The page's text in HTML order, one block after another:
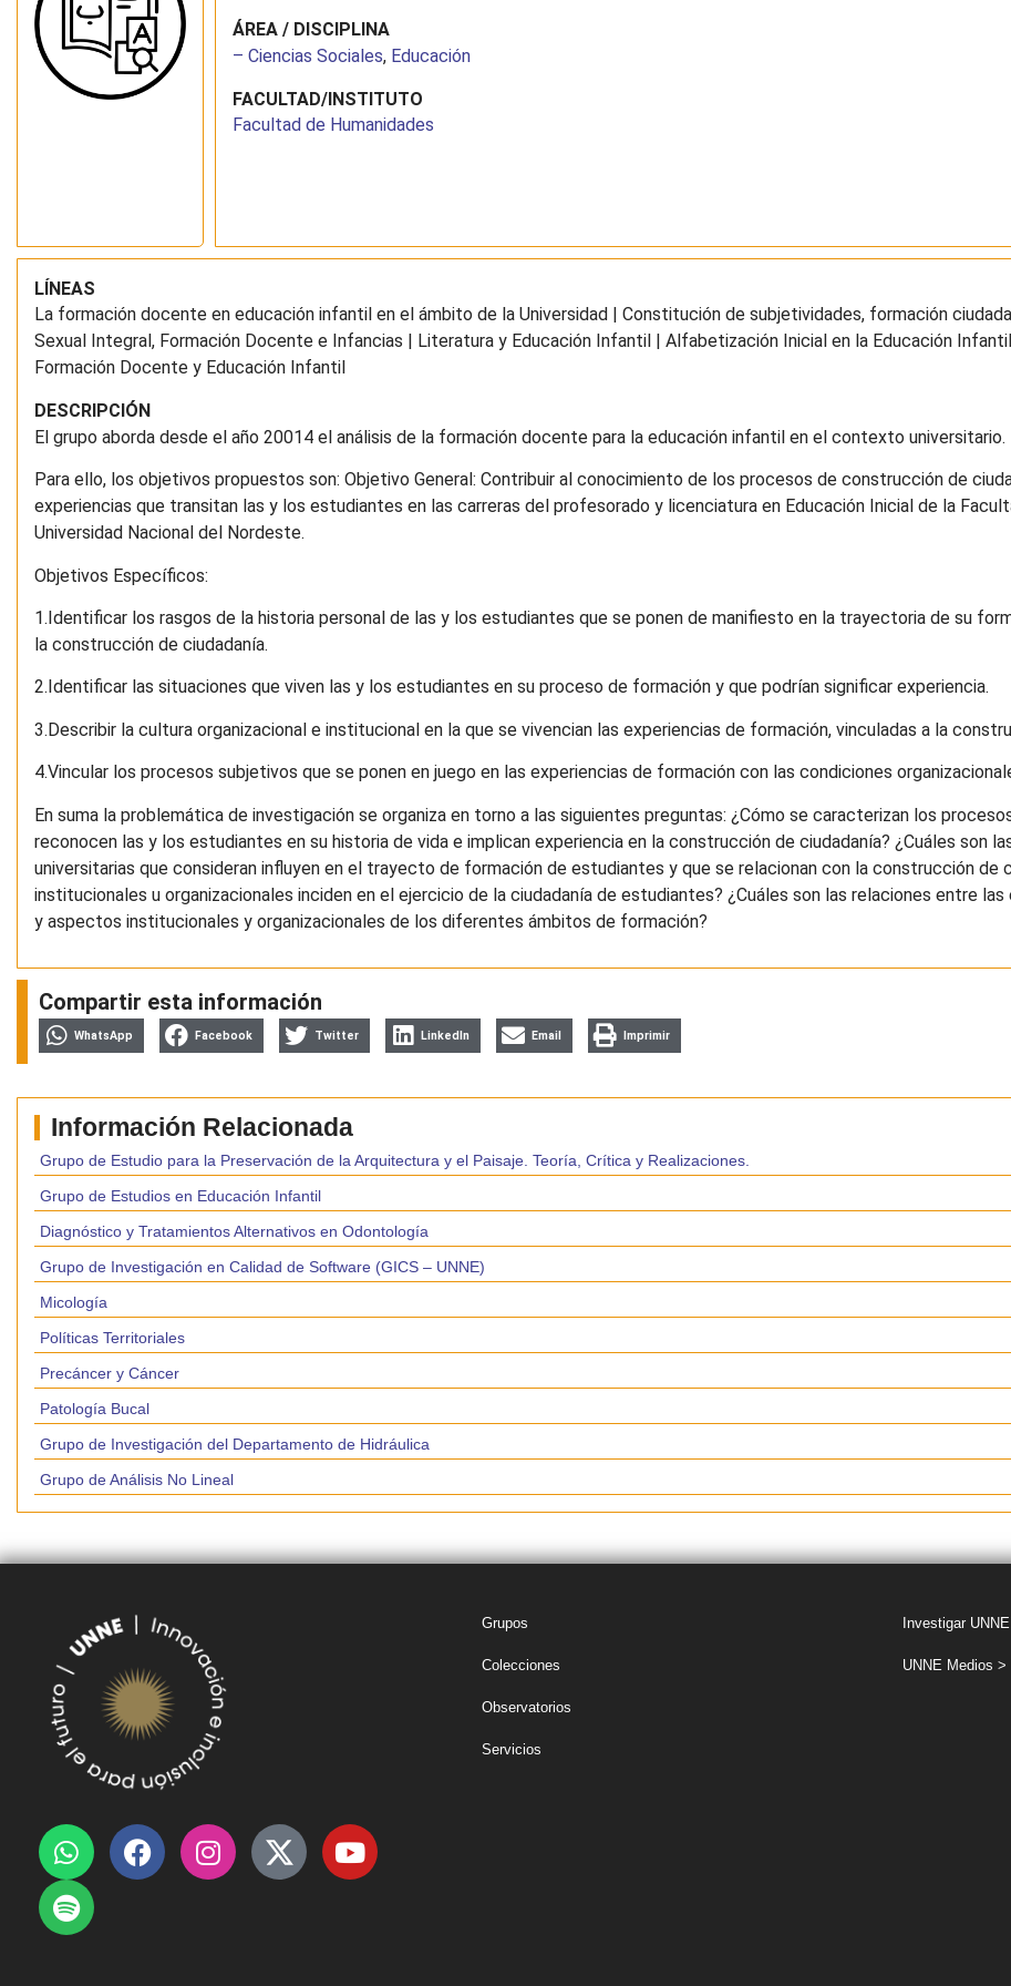
ÁREA / DISCIPLINA
– Ciencias Sociales, Educación
FACULTAD/INSTITUTO
Facultad de Humanidades
LÍNEAS
La formación docente en educación infantil en el ámbito de la Universidad | Constitución de subjetividades, formación
Sexual Integral, Formación Docente e Infancias | Literatura y Educación Infantil | Alfabetización Inicial en la Educación
Formación Docente y Educación Infantil
DESCRIPCIÓN
El grupo aborda desde el año 20014 el análisis de la formación docente para la educación infantil en el contexto universitario.
Para ello, los objetivos propuestos son: Objetivo General: Contribuir al conocimiento de los procesos de construcción de
experiencias que transitan las y los estudiantes en las carreras del profesorado y licenciatura en Educación Inicial de la
Universidad Nacional del Nordeste.
Objetivos Específicos:
1.Identificar los rasgos de la historia personal de las y los estudiantes que se ponen de manifiesto en la trayectoria de su
la construcción de ciudadanía.
2.Identificar las situaciones que viven las y los estudiantes en su proceso de formación y que podrían significar experiencia.
3.Describir la cultura organizacional e institucional en la que se vivencian las experiencias de formación, vinculadas a la
4.Vincular los procesos subjetivos que se ponen en juego en las experiencias de formación con las condiciones
En suma la problemática de investigación se organiza en torno a las siguientes preguntas: ¿Cómo se caracterizan los
reconocen las y los estudiantes en su historia de vida e implican experiencia en la construcción de ciudadanía? ¿Cuáles son
universitarias que consideran influyen en el trayecto de formación de estudiantes y que se relacionan con la construcción de
institucionales u organizacionales inciden en el ejercicio de la ciudadanía de estudiantes? ¿Cuáles son las relaciones entre
y aspectos institucionales y organizacionales de los diferentes ámbitos de formación?
Compartir esta información
WhatsApp Facebook Twitter LinkedIn Email Imprimir
Información Relacionada
Grupo de Estudio para la Preservación de la Arquitectura y el Paisaje. Teoría, Crítica y Realizaciones.
Grupo de Estudios en Educación Infantil
Diagnóstico y Tratamientos Alternativos en Odontología
Grupo de Investigación en Calidad de Software (GICS – UNNE)
Micología
Políticas Territoriales
Precáncer y Cáncer
Patología Bucal
Grupo de Investigación del Departamento de Hidráulica
Grupo de Análisis No Lineal
Grupos
Colecciones
Observatorios
Servicios
Investigar UNNE
UNNE Medios